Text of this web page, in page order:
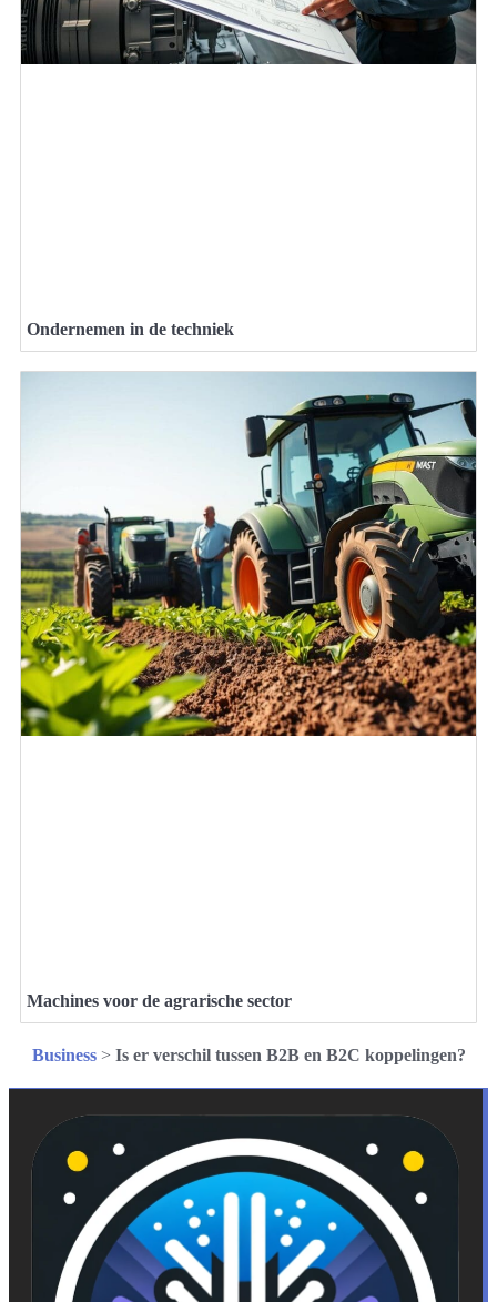
Ondernemen in de techniek
Machines voor de agrarische sector
Business> Is er verschil tussen B2B en B2C koppelingen?